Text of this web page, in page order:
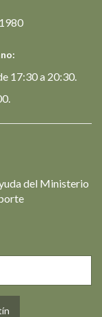
17:30 a 20:30.
del Ministerio